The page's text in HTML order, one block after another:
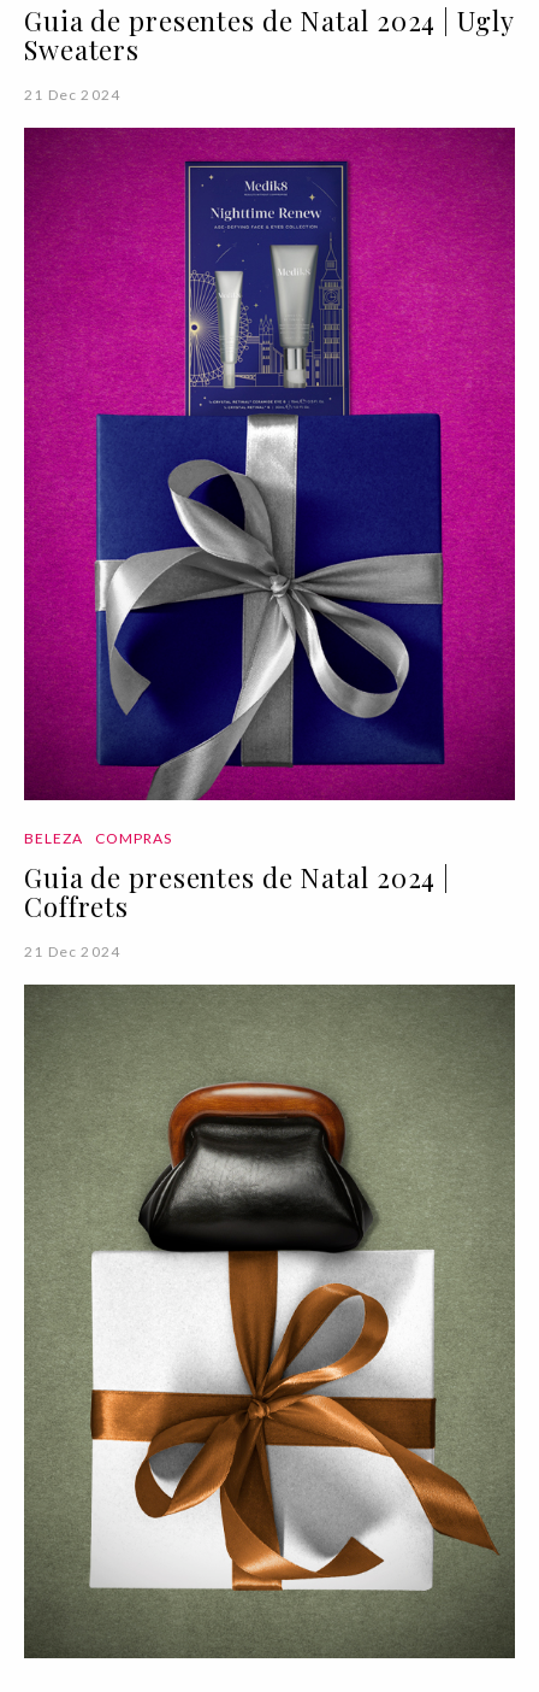
Guia de presentes de Natal 2024 | Ugly
Sweaters
21 Dec 2024
BELEZA COMPRAS
Guia de presentes de Natal 2024 |
Coffrets
21 Dec 2024